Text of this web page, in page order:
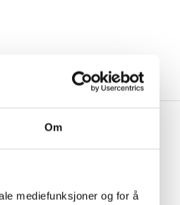
Om
mediefunksjoner og for å